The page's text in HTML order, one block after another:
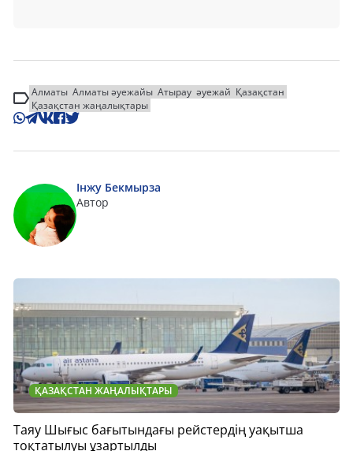
Алматы Алматы әуежайы Атырау әуежай Қазақстан
Қазақстан жаңалықтары
Інжу Бекмырза
Автор
ҚАЗАҚСТАН ЖАҢАЛЫҚТАРЫ
Таяу Шығыс бағытындағы рейстердің уақытша
тоқтатылуы ұзартылды